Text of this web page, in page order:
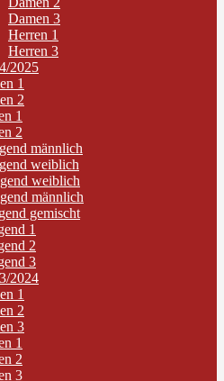
Damen 3
Herren 1
Herren 3
2025
1
2
1
2
männlich
weiblich
weiblich
männlich
gemischt
1
2
3
2024
1
2
3
1
2
3